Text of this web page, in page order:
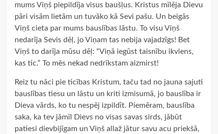
mums Viņš piepildīja visus baušļus. Kristus mīlēja Dievu
pāri visām lietām un tuvāko kā Sevi pašu. Un beigās
Viņš cieta par mums bauslības lāstu. To visu Viņš
nedarīja Sevis dēļ, jo Viņam tas nebija vajadzīgs! Bet
Viņš to darīja mūsu dēļ: “Viņā iegūst taisnību ikviens,
kas tic.” To mēs nekad nedrīkstam aizmirst!
Reiz tu nāci pie ticības Kristum, taču tad no jauna sajuti
bauslības tiesu un lāstu un kriti izmisumā, jo bauslība ir
Dieva vārds, ko tu nespēj izpildīt. Piemēram, bauslība
saka, ka tev jāmīl Dievs no visas savas sirds, jābūt
patiesi dievbijīgam un Viņš allaž jātur savu acu priekšā,